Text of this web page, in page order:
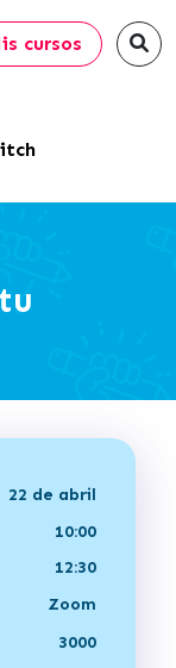
cursos
22 de abril
10:00
12:30
Zoom
3000